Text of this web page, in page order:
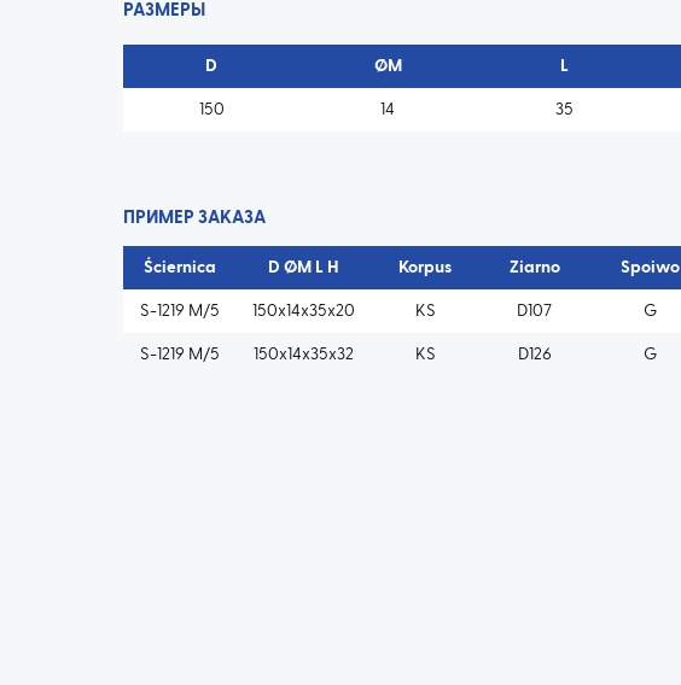
РАЗМЕРЫ
D ØM L
150 14 35
ПРИМЕР ЗАКАЗА
Ściernica D ØM L H Korpus Ziarno Spoiwo
S-1219 M/5 150x14x35x20 KS D107 G
S-1219 M/5 150x14x35x32 KS D126 G